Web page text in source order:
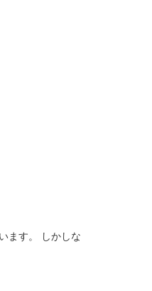
ます。 しかしな